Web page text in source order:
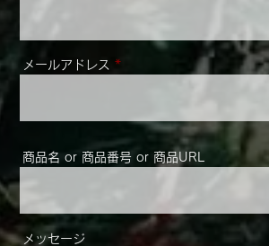
メールアドレス
商品名 or 商品番号 or 商品URL
メッセージ